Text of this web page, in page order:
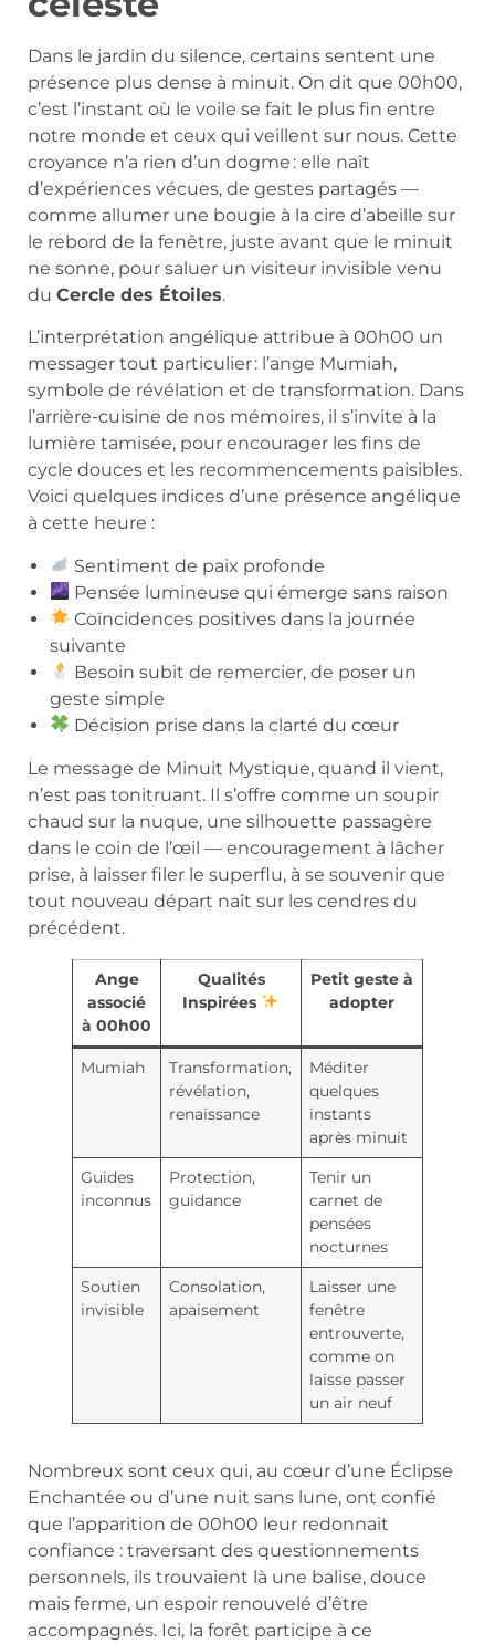
Dans le jardin du silence, certains sentent une
présence plus dense à minuit. On dit que 00h00,
c’est l’instant où le voile se fait le plus fin entre
notre monde et ceux qui veillent sur nous. Cette
croyance n’a rien d’un dogme : elle naît
d’expériences vécues, de gestes partagés —
comme allumer une bougie à la cire d’abeille sur
le rebord de la fenêtre, juste avant que le minuit
ne sonne, pour saluer un visiteur invisible venu
du Cercle des Étoiles.
L’interprétation angélique attribue à 00h00 un
messager tout particulier : l’ange Mumiah,
symbole de révélation et de transformation. Dans
l’arrière-cuisine de nos mémoires, il s’invite à la
lumière tamisée, pour encourager les fins de
cycle douces et les recommencements paisibles.
Voici quelques indices d’une présence angélique
à cette heure :
Sentiment de paix profonde
Pensée lumineuse qui émerge sans raison
Coïncidences positives dans la journée
suivante
Besoin subit de remercier, de poser un
geste simple
Décision prise dans la clarté du cœur
Le message de Minuit Mystique, quand il vient,
n’est pas tonitruant. Il s’offre comme un soupir
chaud sur la nuque, une silhouette passagère
dans le coin de l’œil — encouragement à lâcher
prise, à laisser filer le superflu, à se souvenir que
tout nouveau départ naît sur les cendres du
précédent.
Ange
associé
à 00h00
Qualités
Inspirées
Petit geste à
adopter
Mumiah
Transformation,
révélation,
renaissance
Méditer
quelques
instants
après minuit
Guides
inconnus
Protection,
guidance
Tenir un
carnet de
pensées
nocturnes
Soutien
invisible
Consolation,
apaisement
Laisser une
fenêtre
entrouverte,
comme on
laisse passer
un air neuf
Nombreux sont ceux qui, au cœur d’une Éclipse
Enchantée ou d’une nuit sans lune, ont confié
que l’apparition de 00h00 leur redonnait
confiance : traversant des questionnements
personnels, ils trouvaient là une balise, douce
mais ferme, un espoir renouvelé d’être
accompagnés. Ici, la forêt participe à ce